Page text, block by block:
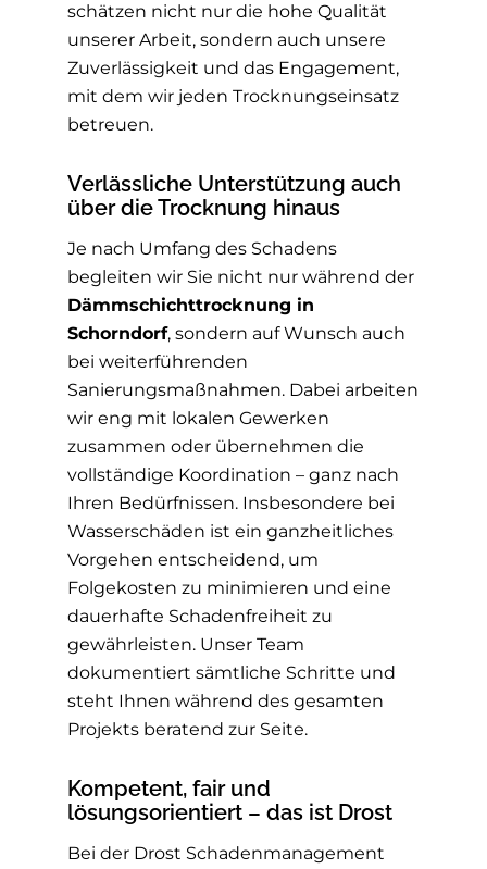
schätzen nicht nur die hohe Qualität
unserer Arbeit, sondern auch unsere
Zuverlässigkeit und das Engagement,
mit dem wir jeden Trocknungseinsatz
betreuen.
Verlässliche Unterstützung auch
über die Trocknung hinaus
Je nach Umfang des Schadens
begleiten wir Sie nicht nur während der
Dämmschichttrocknung in
Schorndorf, sondern auf Wunsch auch
bei weiterführenden
Sanierungsmaßnahmen. Dabei arbeiten
wir eng mit lokalen Gewerken
zusammen oder übernehmen die
vollständige Koordination – ganz nach
Ihren Bedürfnissen. Insbesondere bei
Wasserschäden ist ein ganzheitliches
Vorgehen entscheidend, um
Folgekosten zu minimieren und eine
dauerhafte Schadenfreiheit zu
gewährleisten. Unser Team
dokumentiert sämtliche Schritte und
steht Ihnen während des gesamten
Projekts beratend zur Seite.
Kompetent, fair und
lösungsorientiert – das ist Drost
Bei der Drost Schadenmanagement